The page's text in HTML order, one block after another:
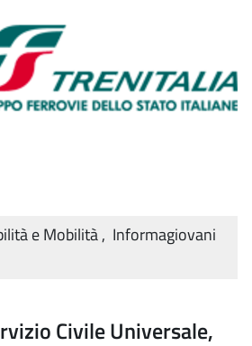
e Mobilità, Informagiovani
Civile Universale,